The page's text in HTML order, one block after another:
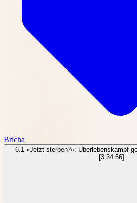
Bricha
6.1 »Jetzt sterben?«: Überlebenskampf
[3:34:56]